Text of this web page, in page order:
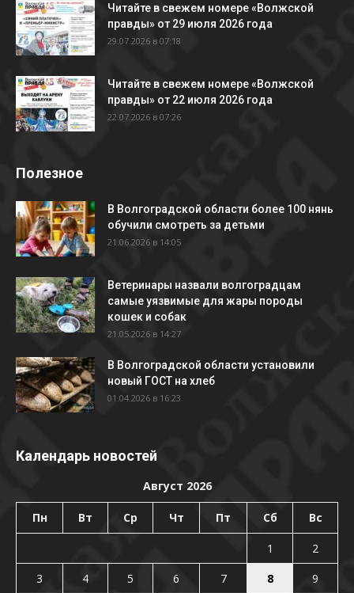
Читайте в свежем номере «Волжской
правды» от 29 июля 2026 года
29.07.2026 в 07:18
Читайте в свежем номере «Волжской
правды» от 22 июля 2026 года
22.07.2026 в 07:26
Полезное
В Волгоградской области более 100 нянь
обучили смотреть за детьми
21.06.2026 в 14:05
Ветеринары назвали волгоградцам
самые уязвимые для жары породы
кошек и собак
21.05.2026 в 14:27
В Волгоградской области установили
новый ГОСТ на хлеб
01.04.2026 в 16:23
Календарь новостей
Август 2026
Пн Вт Ср Чт Пт Сб Вс
1
2
3
4 5 6 7 8
9